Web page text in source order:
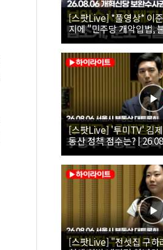
[스팟Live] *풀영상* 이
지에 "민주당 개악입법,
26.08.06 개혁신당 보완
[스팟Live] '투미TV' 김
동산 정책 점수는? |
대토론회
[스팟Live] "전셋집 구하